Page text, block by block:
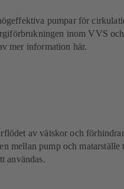
pumpar för
inom VVS och
mer information här.
av vätskor och förhindrar
mellan pump och matarställe
användas.